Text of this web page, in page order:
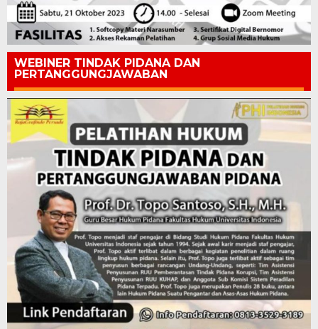
WEBINER TINDAK PIDANA DAN
PERTANGGUNGJAWABAN